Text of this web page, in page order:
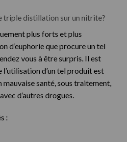
triple distillation sur un nitrite?
plus forts et plus
d’euphorie que procure un tel
vous à être surpris. Il est
d’un tel produit est
santé, sous traitement,
d’autres drogues.
: